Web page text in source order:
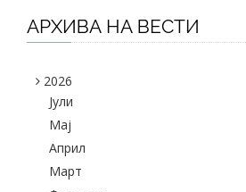
АРХИВА НА ВЕСТИ
2026
Јули
Maj
Април
Март